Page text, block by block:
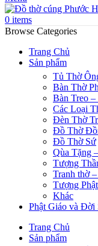
0 items
Browse Categories
Trang Chủ
Sản phẩm
Tủ Thờ
Bàn Thờ
Bàn Treo
Các Loại
Đèn Thờ
Đồ Thờ
Đồ Thờ Sứ
Qùa Tặng
Tượng
Tranh thờ
Tượng
Khác
Phật Giáo và Đời
Trang Chủ
Sản phẩm